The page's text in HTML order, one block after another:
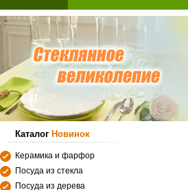
Каталог Новинок
Керамика и фарфор
Посуда из стекла
Посуда из дерева